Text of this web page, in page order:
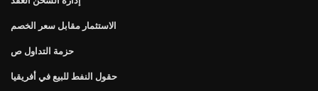
الاستثمار مقابل سعر الخصم
حزمة التداول ص
حقول النفط للبيع في أفريقيا